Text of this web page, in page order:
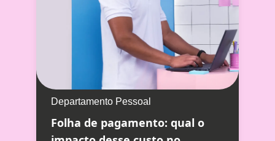
Departamento Pessoal
Folha de pagamento: qual o